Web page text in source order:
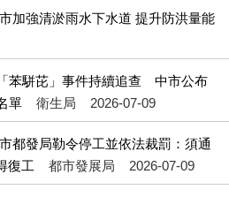
加強清淤雨水下水道 提升防洪量能
苯駢芘」事件持續追查 中市公布
單
衛生局 2026-07-09
都發局勒令停工並依法裁罰：須通
復工
都市發展局 2026-07-09